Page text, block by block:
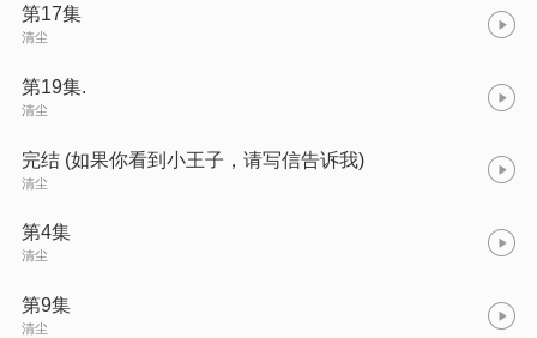
第17集
清尘
第19集.
清尘
完结 (如果你看到小王子，请写信告诉我)
清尘
第4集
清尘
第9集
清尘